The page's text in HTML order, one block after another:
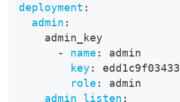
deployment :
admin :
    admin_key
-
name :
admin
key :
role :
admin
admin_listen :